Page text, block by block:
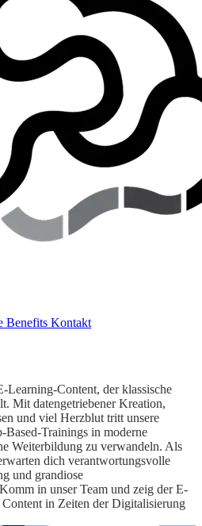
Benefits Kontakt
Content, der klassische
Mit datengetriebener Kreation,
und viel Herzblut tritt unsere
Based-Trainings in moderne
Weiterbildung zu verwandeln. Als
dich verantwortungsvolle
und grandiose
in unser Team und zeig der E-
in Zeiten der Digitalisierung